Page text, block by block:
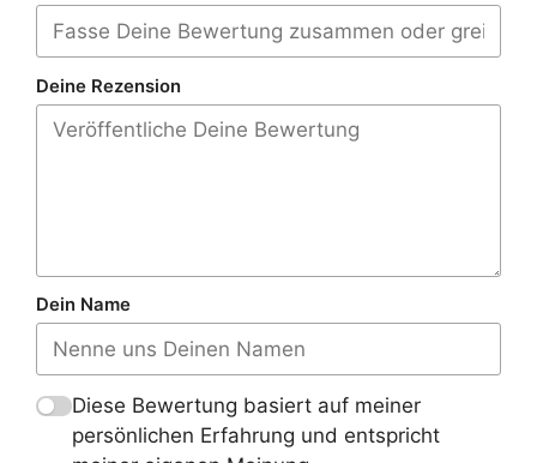
Deine Rezension
Dein Name
Diese Bewertung basiert auf meiner
persönlichen Erfahrung und entspricht